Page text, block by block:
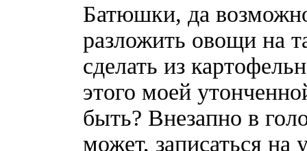
Батюшки, да
разложить овощи на
сделать из
этого моей
быть? Внезапно в
может, записаться на